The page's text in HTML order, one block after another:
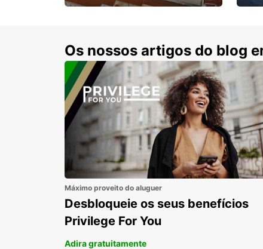
Os nossos artigos do blog
Máximo proveito do aluguer
Desbloqueie os seus benefícios
Privilege For You
Adira gratuitamente